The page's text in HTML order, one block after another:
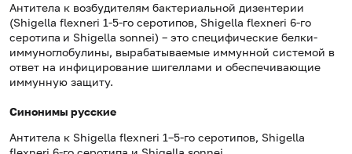
Антитела к возбудителям бактериальной дизентерии
(Shigella flexneri 1-5-го серотипов, Shigella flexneri 6-го
серотипа и Shigella sonnei) – это специфические белки-
иммуноглобулины, вырабатываемые иммунной системой в
ответ на инфицирование шигеллами и обеспечивающие
иммунную защиту.
Синонимы русские
Антитела к Shigella flexneri 1–5-го серотипов, Shigella